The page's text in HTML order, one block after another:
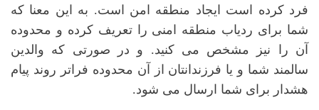
فرد کرده است ایجاد منطقه امن است. به این معنا که
شما برای ردیاب منطقه امنی را تعریف کرده و محدوده
آن را نیز مشخص می کنید. و در صورتی که والدین
سالمند شما و یا فرزندانتان از آن محدوده فراتر روند پیام
هشدار برای شما ارسال می شود.